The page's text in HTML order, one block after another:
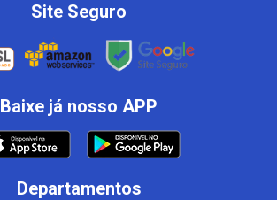
Site Seguro
Baixe já nosso APP
Departamentos